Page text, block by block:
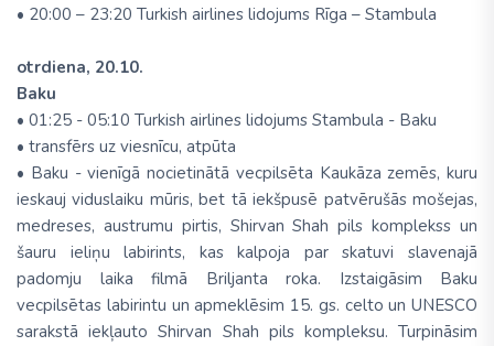
• 20:00 – 23:20 Turkish airlines lidojums Rīga – Stambula
otrdiena, 20.10.
Baku
• 01:25 - 05:10 Turkish airlines lidojums Stambula - Baku
• transfērs uz viesnīcu, atpūta
• Baku - vienīgā nocietinātā vecpilsēta Kaukāza zemēs, kuru
ieskauj viduslaiku mūris, bet tā iekšpusē patvērušās mošejas,
medreses, austrumu pirtis, Shirvan Shah pils komplekss un
šauru ieliņu labirints, kas kalpoja par skatuvi slavenajā
padomju laika filmā Briljanta roka. Izstaigāsim Baku
vecpilsētas labirintu un apmeklēsim 15. gs. celto un UNESCO
sarakstā iekļauto Shirvan Shah pils kompleksu. Turpināsim